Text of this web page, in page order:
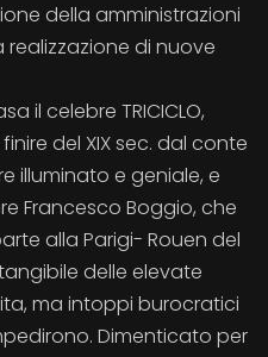
della amministrazioni
di nuove
il celebre TRICICLO,
del XIX sec. dal conte
illuminato e geniale, e
Francesco Boggio, che
alla Parigi- Rouen del
delle elevate
ma intoppi burocratici
Dimenticato per